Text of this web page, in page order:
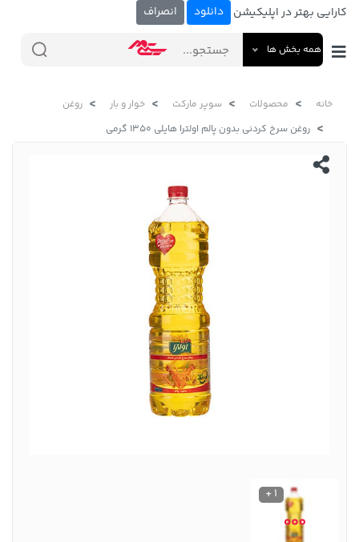
کارایی بهتر در اپلیکیشن دانلود انصراف
همه بخش ها
خانه محصولات سوپر مارکت خوار و بار
روغن
روغن سرخ کردنی بدون پالم اولترا هایلی 1350 گرمی
1 +